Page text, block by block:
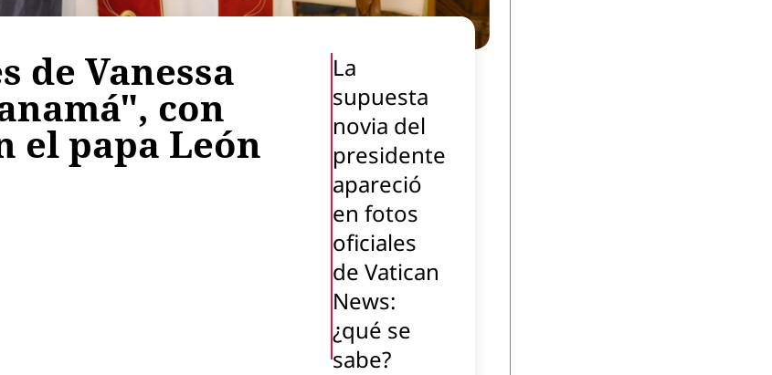
de Vanessa
con
el papa León
La
supuesta
novia del
presidente
apareció
en fotos
oficiales
de Vatican
News:
¿qué se
sabe?